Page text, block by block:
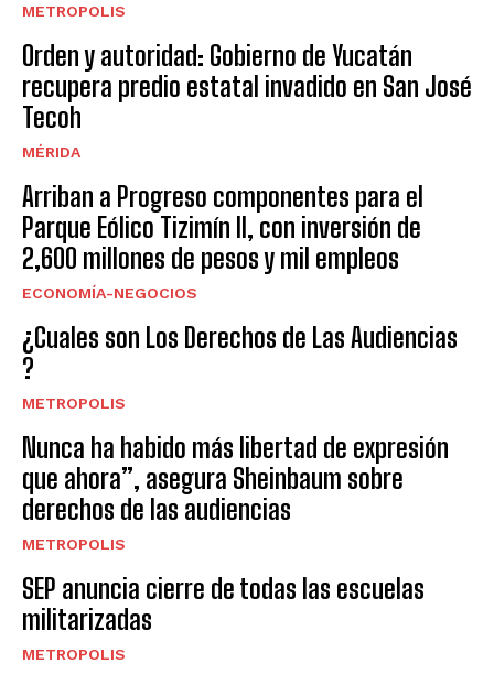
METROPOLIS
Orden y autoridad: Gobierno de Yucatán
recupera predio estatal invadido en San José
Tecoh
MÉRIDA
Arriban a Progreso componentes para el
Parque Eólico Tizimín II, con inversión de
2,600 millones de pesos y mil empleos
ECONOMÍA-NEGOCIOS
¿Cuales son Los Derechos de Las Audiencias
?
METROPOLIS
Nunca ha habido más libertad de expresión
que ahora”, asegura Sheinbaum sobre
derechos de las audiencias
METROPOLIS
SEP anuncia cierre de todas las escuelas
militarizadas
METROPOLIS